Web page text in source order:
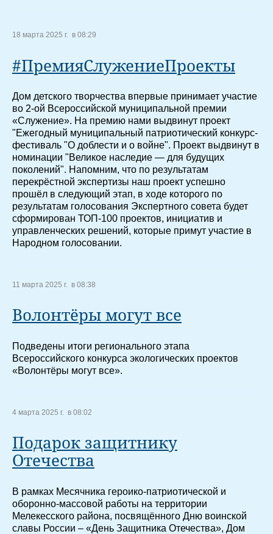
18 марта 2025 г. в 08:29
#ПремияСлужениеПроекты
Дом детского творчества впервые принимает участие
во 2-ой Всероссийской муниципальной премии
«Служение». На премию нами выдвинут проект
"Ежегодный муниципальный патриотический конкурс-
фестиваль "О доблести и о войне". Проект выдвинут в
номинации "Великое наследие — для будущих
поколений". Напомним, что по результатам
перекрёстной экспертизы наш проект успешно
прошёл в следующий этап, в ходе которого по
результатам голосования Экспертного совета будет
сформирован ТОП-100 проектов, инициатив и
управленческих решений, которые примут участие в
Народном голосовании.
11 марта 2025 г. в 08:38
Волонтёры могут все
Подведены итоги регионального этапа
Всероссийского конкурса экологических проектов
«Волонтёры могут все».
4 марта 2025 г. в 08:02
Подарок защитнику
Отечества
В рамках Месячника героико-патриотической и
оборонно-массовой работы на территории
Мелекесского района, посвящённого Дню воинской
славы России – «День Защитника Отечества», Дом